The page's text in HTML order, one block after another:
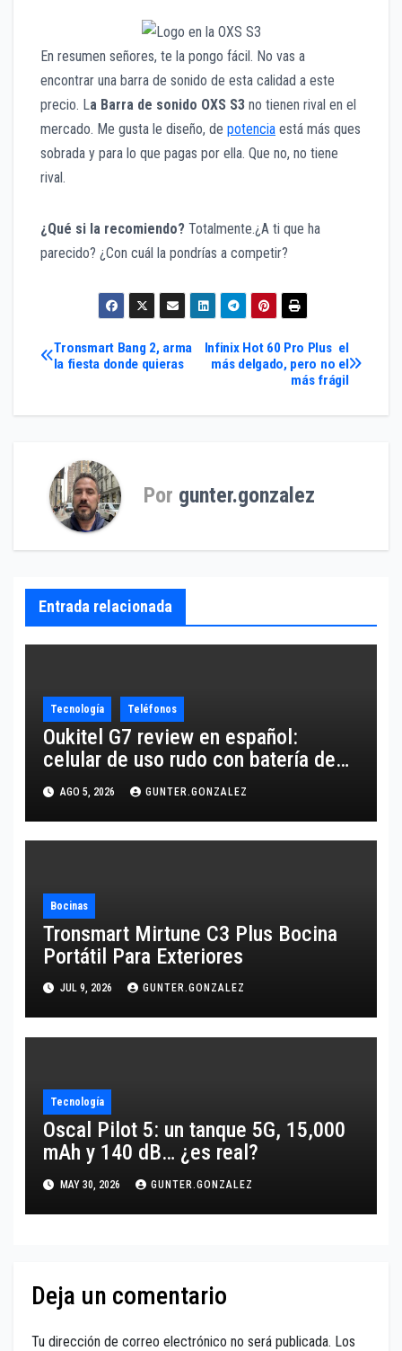
En resumen señores, te la pongo fácil. No vas a
encontrar una barra de sonido de esta calidad a este
precio. La Barra de sonido OXS S3 no tienen rival en el
mercado. Me gusta le diseño, de potencia está más ques
sobrada y para lo que pagas por ella. Que no, no tiene
rival.
¿Qué si la recomiendo? Totalmente.¿A ti que ha
parecido? ¿Con cuál la pondrías a competir?
Navegación
Infinix Hot 60 Pro Plus el
más delgado, pero no el
más frágil
Tronsmart Bang 2, arma
la fiesta donde quieras
Por gunter.gonzalez
Entrada relacionada
Tecnología Teléfonos
Oukitel G7 review en español:
celular de uso rudo con batería de
10,600 mAh
AGO 5, 2026 GUNTER.GONZALEZ
Bocinas
Tronsmart Mirtune C3 Plus Bocina
Portátil Para Exteriores
JUL 9, 2026 GUNTER.GONZALEZ
Tecnología
Oscal Pilot 5: un tanque 5G, 15,000
mAh y 140 dB… ¿es real?
MAY 30, 2026 GUNTER.GONZALEZ
Deja un comentario
Tu dirección de correo electrónico no será publicada. Los